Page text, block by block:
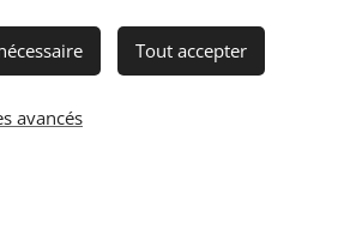
d'Henri-Luc. Tous droits réservés.
Tout accepter
avancés